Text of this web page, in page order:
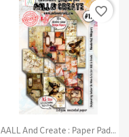
AALL And Create : Paper Pad...
favorite_border